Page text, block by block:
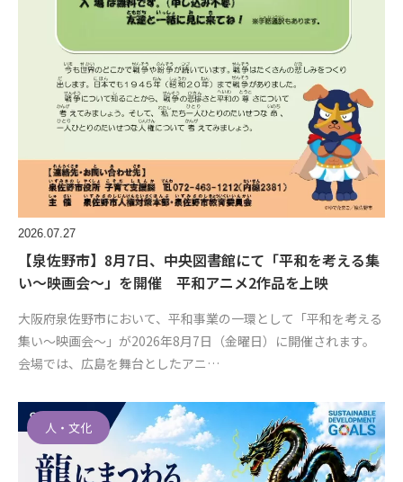
2026.07.27
【泉佐野市】8月7日、中央図書館にて「平和を考える集
い～映画会～」を開催 平和アニメ2作品を上映
大阪府泉佐野市において、平和事業の一環として「平和を考える
集い～映画会～」が2026年8月7日（金曜日）に開催されます。
会場では、広島を舞台としたアニ…
人・文化